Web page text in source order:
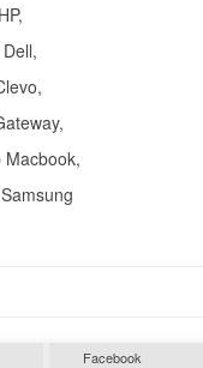
,
,
,
,
Macbook,
Facebook